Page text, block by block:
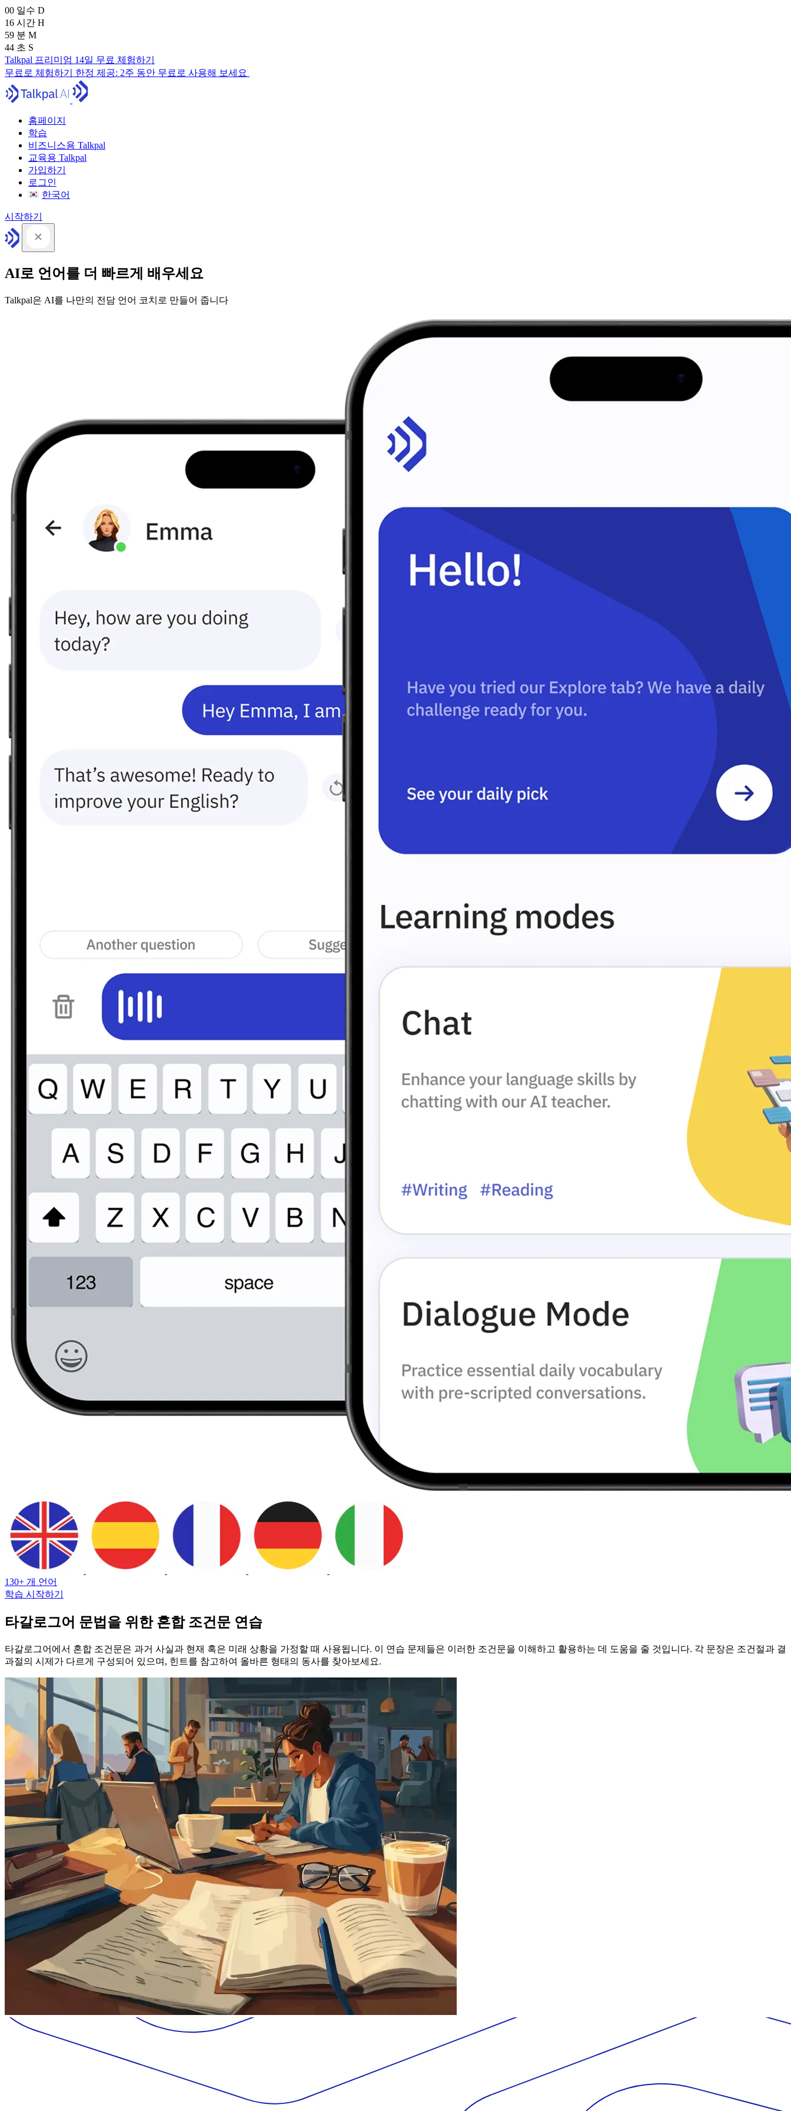
00 일수 D
16 시간 H
59 분 M
43 초 S
Talkpal 프리미엄 14일 무료 체험하기
무료로 체험하기 한정 제공: 2주 동안 무료로 사용해 보세요
홈페이지
학습
비즈니스용 Talkpal
교육용 Talkpal
가입하기
로그인
한국어
시작하기
AI로 언어를 더 빠르게 배우세요
Talkpal은 AI를 나만의 전담 언어 코치로 만들어 줍니다
130+ 개 언어
학습 시작하기
타갈로그어 문법을 위한 혼합 조건문 연습
타갈로그어에서 혼합 조건문은 과거 사실과 현재 혹은 미래 상황을 가정할 때 사용됩니다. 이 연습 문제들은 이러한 조건문을 이해하고 활용하는 데 도움을 줄 것입니다. 각 문장은 조건절과 결
과절의 시제가 다르게 구성되어 있으며, 힌트를 참고하여 올바른 형태의 동사를 찾아보세요.